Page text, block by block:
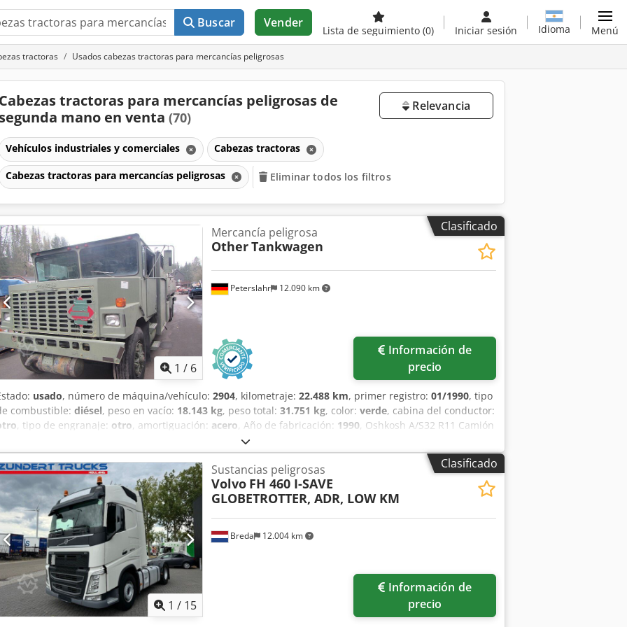
Buscar Vender
Lista de seguimiento (0) Iniciar sesión Idioma Menú
tractoras Usados cabezas tractoras para mercancías peligrosas
Cabezas tractoras para mercancías peligrosas de
segunda mano en venta (70)
Relevancia
Vehículos industriales y comerciales Cabezas tractoras
Cabezas tractoras para mercancías peligrosas Eliminar todos los filtros
Clasificado
1 / 6
Peterslahr 12.090 km
Mercancía peligrosa
OtherTankwagen
precio
usado, número de máquina/vehículo: 2904, kilometraje: 22.488 km, primer registro: 01/1990, tipo
combustible: diésel, peso en vacío: 18.143 kg, peso total: 31.751 kg, color: verde, cabina del conductor:
, tipo de engranaje: otro, amortiguación: acero, Año de fabricación: 1990, Oshkosh A/S32 R11 Camión
Cisterna, Depósito de 6.000 galones (aprox. 22.712 litros) Motor diésel Cummins de 6 cilindros
8,3 litros. CAUDAL DE BOMBA: 600 GPM REPOSTAJE POR ENCIMA Y POR DEBAJO DEL ALA
Icls Ahbjrf DEPÓSITO, LÍNEAS Y SEPARADORES DE FILTRO LAVADOS: EL VEHÍCULO ESTÁ LISTO
PARA TRABAJAR Vehículo operativo. Capacidad de 6.000 galones (aprox. 22.712 litros), depósitos, tuberías
filtros lavados. El precio corresponde al estado actual; con ITV y matriculación el vehículo cuesta 30.000
netos. Hay varias unidades disponibles con diferentes kilometrajes. Por favor, conciértenos siempre una
cita para la inspección.
Clasificado
1 / 15
Breda 12.004 km
Sustancias peligrosas
Volvo FH 460 I-SAVE
GLOBETROTTER, ADR, LOW KM
precio